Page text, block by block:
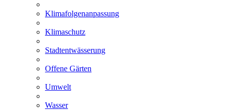
Klimafolgenanpassung
Klimaschutz
Stadtentwässerung
Offene Gärten
Umwelt
Wasser